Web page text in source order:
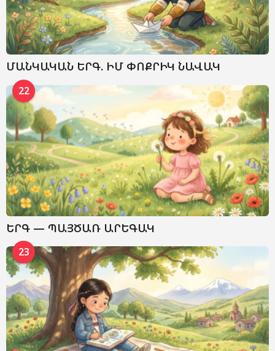
ՄԱՆԿԱԿԱՆ ԵՐԳ. ԻՄ ՓՈՔՐԻԿ ՆԱՎԱԿ
22
ԵՐԳ — ՊԱՅԾԱՌ ԱՐԵԳԱԿ
23